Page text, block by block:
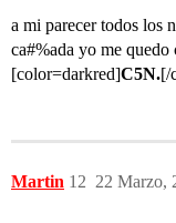
a mi parecer todos los
ca#%ada yo me
[color=darkred]C5N.[/
Martin 22 Marzo,
12